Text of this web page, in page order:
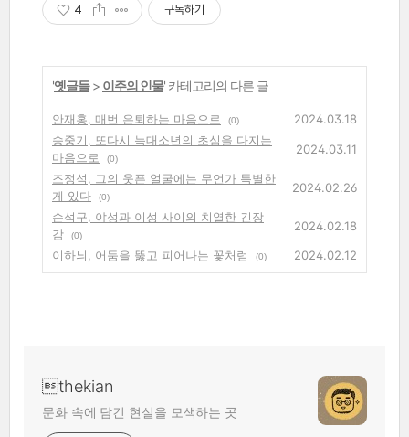
4 구독하기
'옛글들> 이주의 인물' 카테고리의 다른 글
안재홍, 매번 은퇴하는 마음으로 (0)
2024.03.18
송중기, 또다시 늑대소년의 초심을 다지는
마음으로
(0)
2024.03.11
조정석, 그의 웃픈 얼굴에는 무언가 특별한
게 있다
(0)
2024.02.26
손석구, 야성과 이성 사이의 치열한 긴장
감
(0)
2024.02.18
이하늬, 어둠을 뚫고 피어나는 꽃처럼
(0) 2024.02.12
thekian
문화 속에 담긴 현실을 모색하는 곳